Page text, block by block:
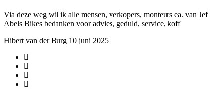
Via deze weg wil ik alle mensen, verkopers, monteurs ea. van Jef
Abels Bikes bedanken voor advies, geduld, service, koff
Hibert van der Burg 10 juni 2025